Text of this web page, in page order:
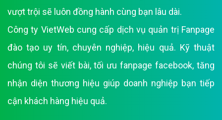
vượt trội sẽ luôn đồng hành cùng bạn lâu dài.
Công ty VietWeb cung cấp dịch vụ quản trị Fanpage
đào tạo uy tín, chuyên nghiệp, hiệu quả. Kỹ thuật
chúng tôi sẽ viết bài, tối ưu fanpage facebook, tăng
nhận diện thương hiệu giúp doanh nghiệp bạn tiếp
cận khách hàng hiệu quả.